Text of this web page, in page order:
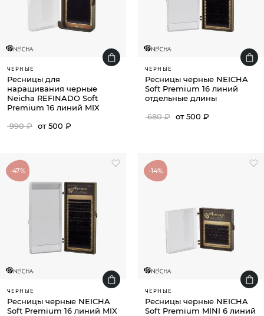
ЧЕРНЫЕ
Ресницы для
наращивания черные
Neicha REFINADO Soft
Premium 16 линий MIX
990 ₽ от 500 ₽
ЧЕРНЫЕ
Ресницы черные NEICHA
Soft Premium 16 линий
отдельные длины
680 ₽ от 500 ₽
-47%
ЧЕРНЫЕ
Ресницы черные NEICHA
Soft Premium 16 линий MIX
-14%
ЧЕРНЫЕ
Ресницы черные NEICHA
Soft Premium MINI 6 линий